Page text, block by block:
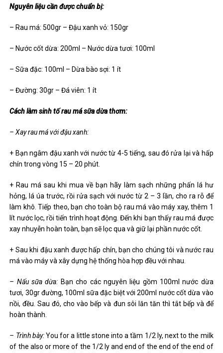
Nguyên liệu cần được chuẩn bị:
– Rau má: 500gr – Đậu xanh vỏ: 150gr
– Nước cốt dừa: 200ml – Nước dừa tươi: 100ml
– Sữa đặc: 100ml – Dừa bào sợi: 1 ít
– Đường: 30gr – Đá viên: 1 ít
Cách làm sinh tố rau má sữa dừa thơm:
– Xay rau má với đậu xanh:
+ Bạn ngâm đậu xanh với nước từ 4-5 tiếng, sau đó rửa lại và hấp
chín trong vòng 15 – 20 phút.
+ Rau má sau khi mua về bạn hãy làm sạch những phấn lá hư
hỏng, lá úa trước, rồi rửa sạch với nước từ 2 – 3 lần, cho ra rỗ để
làm khô. Tiếp theo, bạn cho toàn bộ rau má vào máy xay, thêm 1
lít nước lọc, rồi tiến trình hoạt động. Đến khi bạn thấy rau má được
xay nhuyễn hoàn toàn, bạn sẽ lọc qua và giữ lại phần nước cốt.
+ Sau khi đậu xanh được hấp chín, bạn cho chúng tôi và nước rau
má vào máy và xây dựng hệ thống hòa hợp đều với nhau.
– Nấu sữa dừa: Bạn cho các nguyên liệu gồm 100ml nước dừa
tươi, 30gr đường, 100ml sữa đặc biệt với 200ml nước cốt dừa vào
nồi, đều. Sau đó, cho vào bếp và đun sôi lăn tăn thì tắt bếp và để
hoàn thành.
– Trình bày:You for a little stone into a tầm 1/2 ly, next to the milk
of the also or more of the 1/2 ly and end of the end of the end of